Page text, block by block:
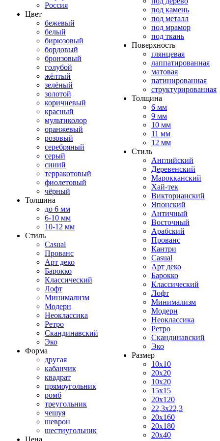
Россия
Цвет
бежевый
белый
бирюзовый
бордовый
бронзовый
голубой
жёлтый
зелёный
золотой
коричневый
красный
мультиколор
оранжевый
розовый
серебряный
серый
синий
терракотовый
фиолетовый
чёрный
Толщина
до 6 мм
6-10 мм
10-12 мм
Стиль
Casual
Прованс
Арт деко
Барокко
Классический
Лофт
Минимализм
Модерн
Неоклассика
Ретро
Скандинавский
Эко
Форма
другая
кабанчик
квадрат
прямоугольник
ромб
треугольник
чешуя
шеврон
шестиугольник
Цена
под камень
под металл
под мрамор
под ткань
Поверхность
глянцевая
лаппатированная
матовая
патинированная
структурированная
Толщина
6 мм
9 мм
10 мм
11 мм
12 мм
Стиль
Английский
Деревенский
Марокканский
Хай-тек
Викторианский
Японский
Античный
Восточный
Арабский
Прованс
Кантри
Casual
Арт деко
Барокко
Классический
Лофт
Минимализм
Модерн
Неоклассика
Ретро
Скандинавский
Эко
Размер
10x10
20x20
10x20
15x15
20x120
22,3x22,3
20x160
20x180
20x40